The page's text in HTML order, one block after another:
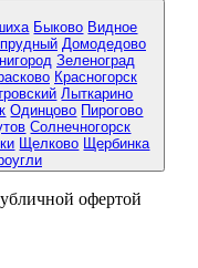
Быково Видное
Домодедово
Зеленоград
Красногорск
Лыткарино
Одинцово Пирогово
Солнечногорск
Щелково
Щербинка
офертой